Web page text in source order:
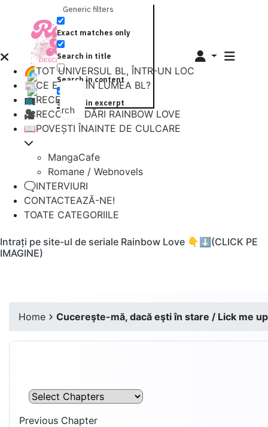
Search
Generic filters
Exact matches only
Search in title
Search in content
Search in excerpt
🌈TOT UNIVERSUL BL, ÎNTR-UN LOC
📰CE E NOU ÎN LUMEA BL?
📺RECENZII
🎥RECOMANDĂRI RAINBOW LOVE
📖POVEȘTI ÎNAINTE DE CULCARE
MangaCafe
Romane / Webnovels
🗨️INTERVIURI
CONTACTEAZĂ-NE!
TOATE CATEGORIILE
Intrați pe site-ul de seriale Rainbow Love 👇⬇️(CLICK PE
IMAGINE)
Home Cucereşte-mă, dacă eşti în stare / Lick me
Previous Chapter